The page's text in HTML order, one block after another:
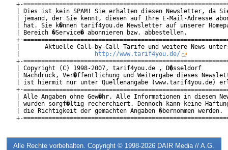
+-
| Dies ist kein SPAM! Sie erhalten diesen Newsletter, da
| jemand, der Sie kennt, diesen auf Ihre E-Mail-Adresse
| hat. Sie k�nnen tarif4you.de Newsletter auf unserer
| Bereich �Service� abonnieren bzw. abbestellen.
+-
|       Aktuelle Call-by-Call Tarife und weitere News
http://www.tarif4you.de/
+-
| Copyright (C) 1998-2007, tarif4you.de , D�sseldorf
| Nachdruck, Ver�ffentlichung und Weitergabe dieses
| ist hiermit nur unter Quellenangabe (www.tarif4you.de)
+-
| Alle Angaben ohne Gew�hr. Alle Informationen in diesem
| wurden sorgf�ltig recherchiert. Dennoch kann keine
| die Richtigkeit der gemachten Angaben �bernommen
Alle Rechte vorbehalten. Copyright © 1998-2026 DAIR Media // A.G.